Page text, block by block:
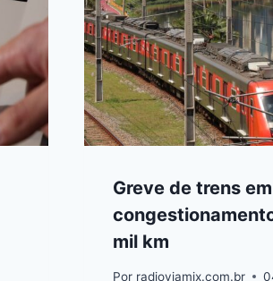
Greve de trens
mil km
Por radioviamix.com.br